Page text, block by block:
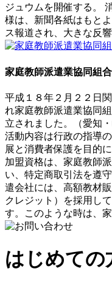
ジュウムを開催する。
様は、新聞各紙はもと
ス報道され、大きな反
家庭教師派遣業協同組合
平成１８年２月２２日
れ家庭教師派遣業協同
立されました。（愛知
活動内容は行政の指導
展と消費者保護を目的
加盟資格は、家庭教師
い、特定商取引法を遵
遣会社には、高額教材
クレジット）を採用し
す。このような時は、
はじめての